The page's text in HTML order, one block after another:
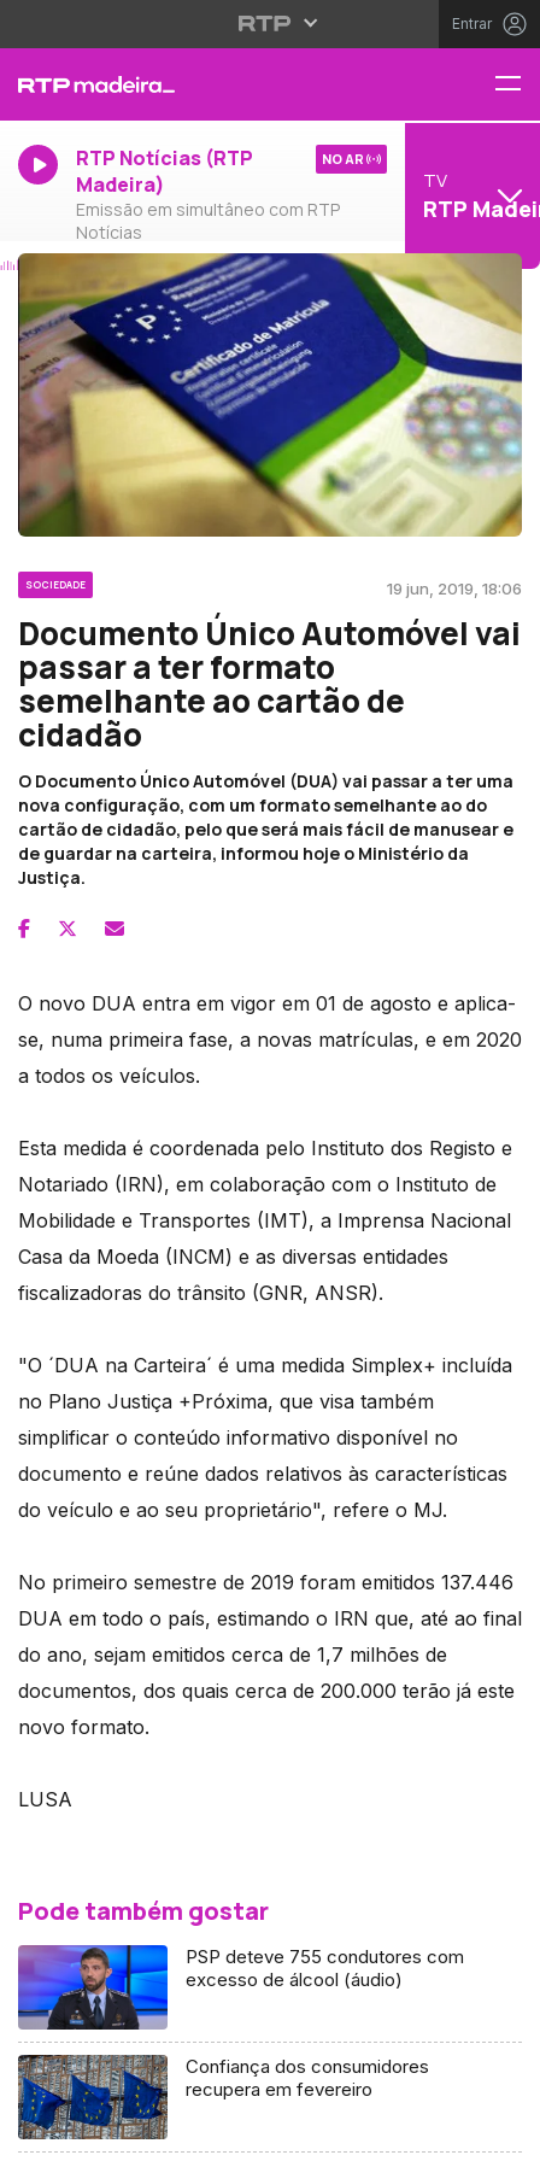
Entrar
RTP Notícias (RTP
Madeira)
Emissão em simultâneo com RTP
Notícias
NO AR
TV
RTP
SOCIEDADE 19 jun, 2019, 18:06
Documento Único Automóvel vai
passar a ter formato
semelhante ao cartão de
cidadão
O Documento Único Automóvel (DUA) vai passar a ter uma
nova configuração, com um formato semelhante ao do
cartão de cidadão, pelo que será mais fácil de manusear e
de guardar na carteira, informou hoje o Ministério da
Justiça.
O novo DUA entra em vigor em 01 de agosto e aplica-
se, numa primeira fase, a novas matrículas, e em 2020
a todos os veículos.
Esta medida é coordenada pelo Instituto dos Registo e
Notariado (IRN), em colaboração com o Instituto de
Mobilidade e Transportes (IMT), a Imprensa Nacional
Casa da Moeda (INCM) e as diversas entidades
fiscalizadoras do trânsito (GNR, ANSR).
"O ´DUA na Carteira´ é uma medida Simplex+ incluída
no Plano Justiça +Próxima, que visa também
simplificar o conteúdo informativo disponível no
documento e reúne dados relativos às características
do veículo e ao seu proprietário", refere o MJ.
No primeiro semestre de 2019 foram emitidos 137.446
DUA em todo o país, estimando o IRN que, até ao final
do ano, sejam emitidos cerca de 1,7 milhões de
documentos, dos quais cerca de 200.000 terão já este
novo formato.
LUSA
Pode também gostar
PSP deteve 755 condutores com
excesso de álcool (áudio)
Confiança dos consumidores
recupera em fevereiro